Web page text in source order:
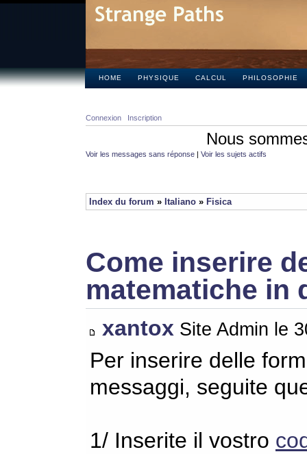
HOME PHYSIQUE CALCUL PHILOSOPHIE
Connexion Inscription
Nous
Voir les messages sans réponse | Voir les sujets actifs
Index du forum » Italiano » Fisica
Come inserire
matematiche in
xantox Site Admin le
Per inserire delle
messaggi, seguite
1/ Inserite il vostro